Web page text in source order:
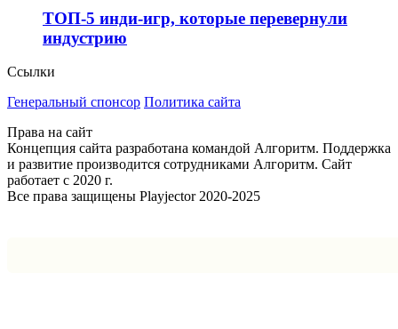
ТОП-5 инди-игр, которые перевернули
индустрию
Ссылки
Генеральный спонсор Политика сайта
Права на сайт
Концепция сайта разработана командой Алгоритм. Поддержка
и развитие производится сотрудниками Алгоритм. Сайт
работает с 2020 г.
Все права защищены Playjector 2020-2025